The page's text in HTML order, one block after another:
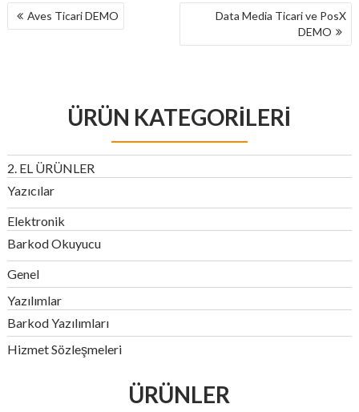
YAZI
GEZINMESI
Aves Ticari DEMO
Data Media Ticari ve PosX
DEMO
ÜRÜN KATEGORILERI
2. EL ÜRÜNLER
Yazıcılar
Elektronik
Barkod Okuyucu
Genel
Yazılımlar
Barkod Yazılımları
Hizmet Sözleşmeleri
ÜRÜNLER